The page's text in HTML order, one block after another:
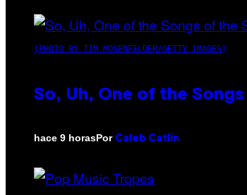
(PHOTO BY TIM MOSENFELDER/GETTY IMAGES)
So, Uh, One of the
hace 9 horasPor Caleb Catlin